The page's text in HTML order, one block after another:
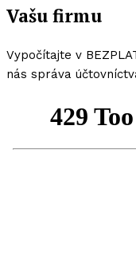
Vašu firmu
Vypočítajte v
nás správa